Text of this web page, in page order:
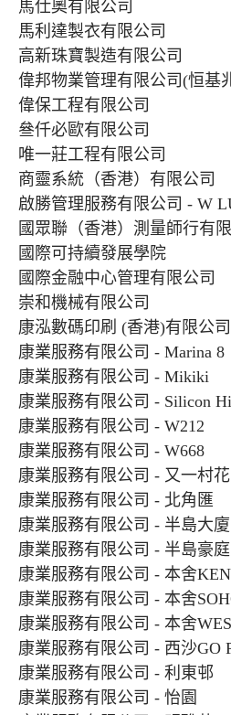
馬仕奧有限公司
馬利達製衣有限公司
高新珠寶製造有限公司
偉邦物業管理有限公司(恒基
偉保工程有限公司
叄仟必歐有限公司
唯一莊工程有限公司
商靈系統（香港）有限公司
啟勝管理服務有限公司 - W
國眾聯（香港）測量師行有
國際可持續發展學院
國際金融中心管理有限公司
崇和機械有限公司
康泓數碼印刷 (香港)有限公司
康業服務有限公司 - Marina 8
康業服務有限公司 - Mikiki
康業服務有限公司 - Silicon
康業服務有限公司 - W212
康業服務有限公司 - W668
康業服務有限公司 - 又一村花
康業服務有限公司 - 北角匯
康業服務有限公司 - 半島大廈
康業服務有限公司 - 半島豪庭
康業服務有限公司 - 本舍
康業服務有限公司 - 本舍
康業服務有限公司 - 本舍
康業服務有限公司 - 西沙GO
康業服務有限公司 - 利東邨
康業服務有限公司 - 怡園